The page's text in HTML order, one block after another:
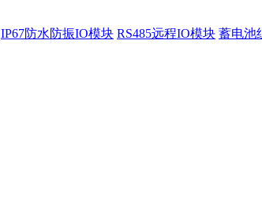
IP67防水防振IO模块 RS485远程IO模块 蓄电池